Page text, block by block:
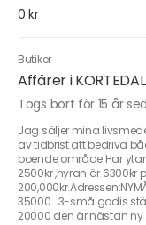
0 kr
Butiker
Affärer i
Togs bort för 15 år
Jag säljer mina
av tidbrist att bedriva
boende område.Har
2500kr ,hyran är 6300kr
35000 . 3-små godis
20000 den är nästan